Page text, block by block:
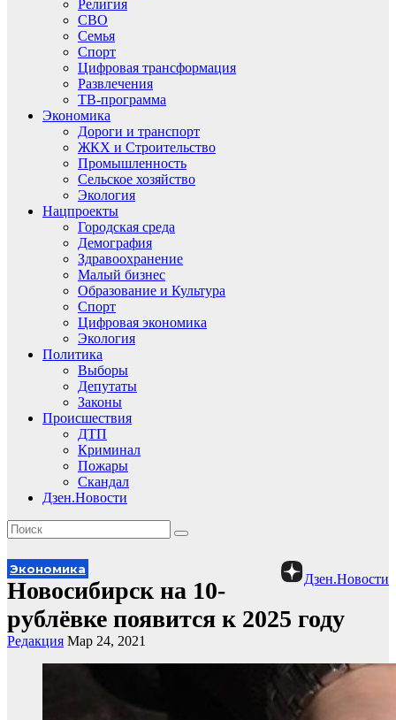
Религия
СВО
Семья
Спорт
Цифровая трансформация
Развлечения
ТВ-программа
Экономика
Дороги и транспорт
ЖКХ и Строительство
Промышленность
Сельское хозяйство
Экология
Нацпроекты
Городская среда
Демография
Здравоохранение
Малый бизнес
Образование и Культура
Спорт
Цифровая экономика
Экология
Политика
Выборы
Депутаты
Законы
Происшествия
ДТП
Криминал
Пожары
Скандал
Дзен.Новости
Дзен.Новости
Экономика
Новосибирск на 10-
рублёвке появится к 2025 году
Редакция Мар 24, 2021